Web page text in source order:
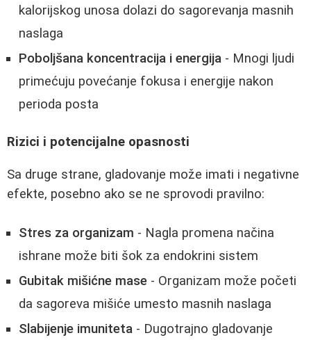
kalorijskog unosa dolazi do sagorevanja masnih
naslaga
Poboljšana koncentracija i energija - Mnogi ljudi
primećuju povećanje fokusa i energije nakon
perioda posta
Rizici i potencijalne opasnosti
Sa druge strane, gladovanje može imati i negativne
efekte, posebno ako se ne sprovodi pravilno:
Stres za organizam - Nagla promena načina
ishrane može biti šok za endokrini sistem
Gubitak mišićne mase - Organizam može početi
da sagoreva mišiće umesto masnih naslaga
Slabijenje imuniteta - Dugotrajno gladovanje